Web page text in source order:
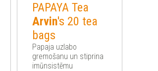
PAPAYA Tea
Arvin's 20 tea
bags
Papaja uzlabo
gremošanu un stiprina
imūnsistēmu